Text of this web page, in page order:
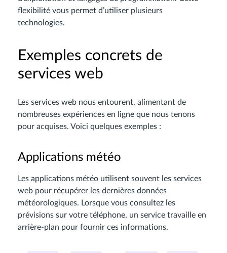
flexibilité vous permet d’utiliser plusieurs
technologies.
Exemples concrets de
services web
Les services web nous entourent, alimentant de
nombreuses expériences en ligne que nous tenons
pour acquises. Voici quelques exemples :
Applications météo
Les applications météo utilisent souvent les services
web pour récupérer les dernières données
météorologiques. Lorsque vous consultez les
prévisions sur votre téléphone, un service travaille en
arrière-plan pour fournir ces informations.